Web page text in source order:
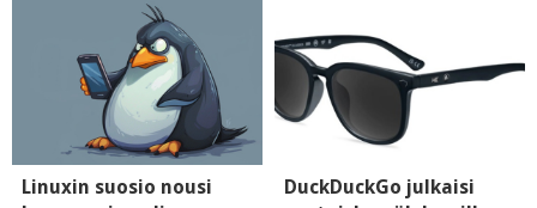
Linuxin suosio nousi
DuckDuckGo julkaisi